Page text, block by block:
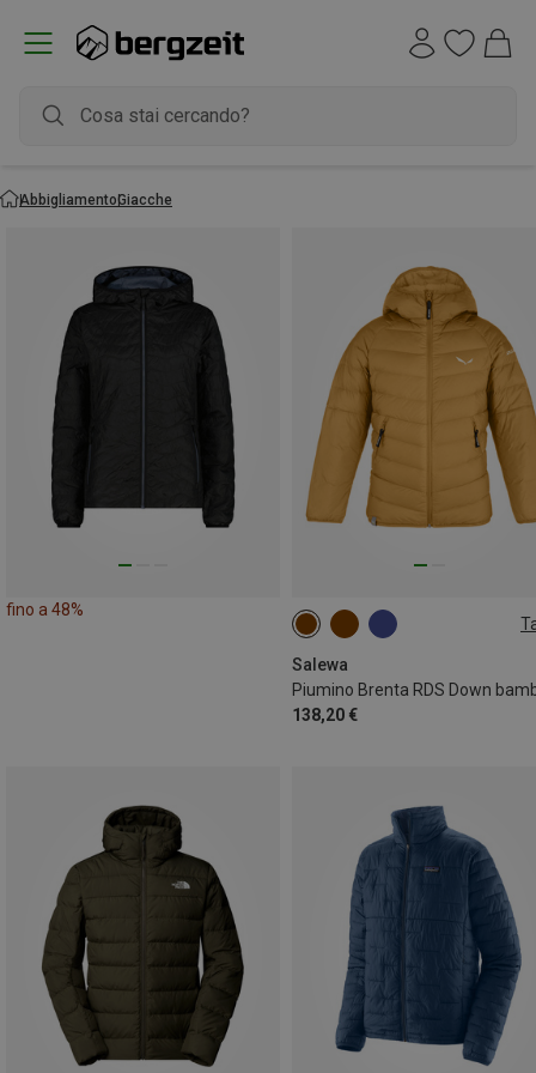
AbbigliamentoGiacche
fino a 48%
Salewa
Piumino Brenta RDS Down
138,20 €
104 116
152